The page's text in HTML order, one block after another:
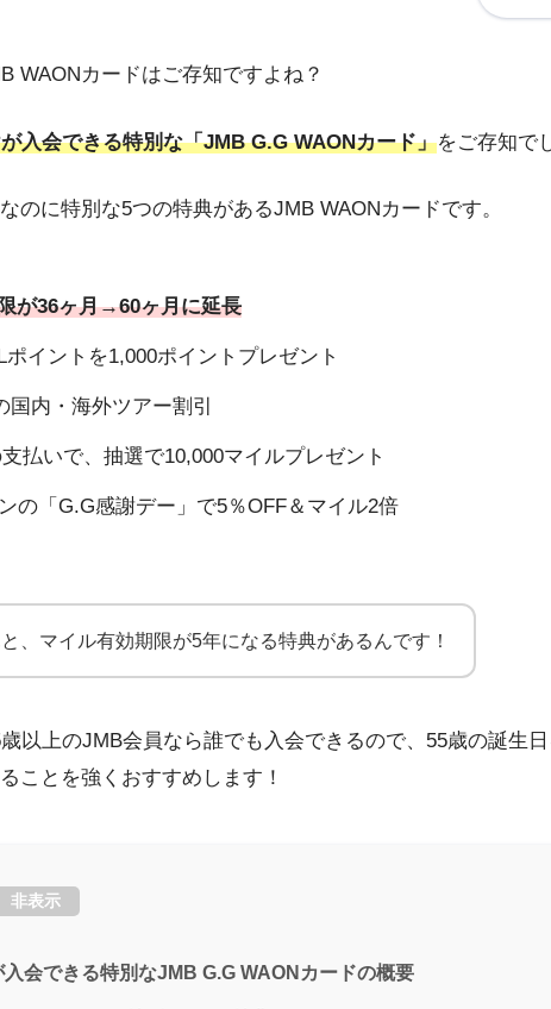
WAONカードはご存知ですよね？
入会できる特別な「JMB G.G WAONカード」をご存知で
のに特別な5つの特典があるJMB WAONカードです。
が36ヶ月→60ヶ月に延長
ポイントを1,000ポイントプレゼント
国内・海外ツアー割引
払いで、抽選で10,000マイルプレゼント
の「G.G感謝デー」で5％OFF＆マイル2倍
、マイル有効期限が5年になる特典があるんです！
以上のJMB会員なら誰でも入会できるので、55歳の誕生
ことを強くおすすめします！
非表示
会できる特別なJMB G.G WAONカードの概要